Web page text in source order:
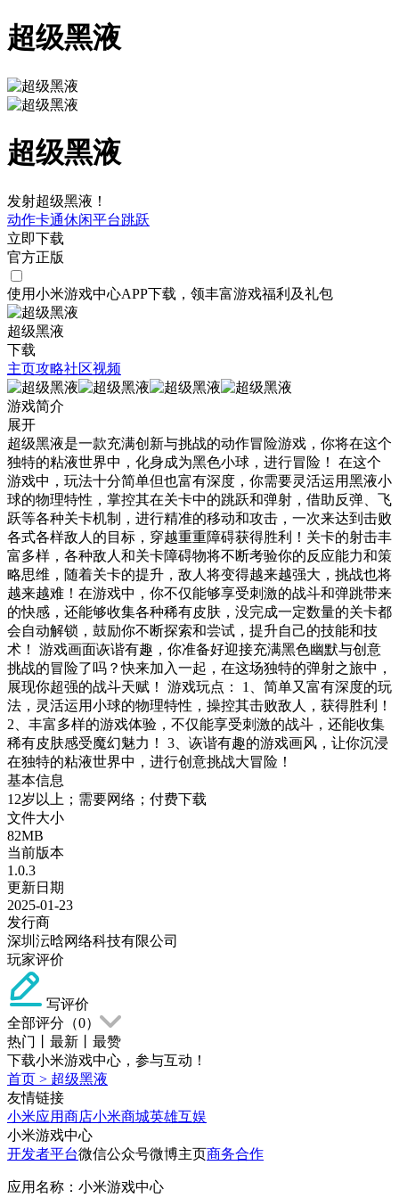
超级黑液
超级黑液
发射超级黑液！
动作卡通休闲平台跳跃
立即下载
官方正版
使用小米游戏中心APP下载 ，领丰富游戏福利 及礼包
超级黑液
下载
主页攻略社区视频
游戏简介
展开
超级黑液是一款充满创新与挑战的动作冒险游戏，你将在这个
独特的粘液世界中，化身成为黑色小球，进行冒险！ 在这个
游戏中，玩法十分简单但也富有深度，你需要灵活运用黑液小
球的物理特性，掌控其在关卡中的跳跃和弹射，借助反弹、飞
跃等各种关卡机制，进行精准的移动和攻击，一次来达到击败
各式各样敌人的目标，穿越重重障碍获得胜利！关卡的射击丰
富多样，各种敌人和关卡障碍物将不断考验你的反应能力和策
略思维，随着关卡的提升，敌人将变得越来越强大，挑战也将
越来越难！在游戏中，你不仅能够享受刺激的战斗和弹跳带来
的快感，还能够收集各种稀有皮肤，没完成一定数量的关卡都
会自动解锁，鼓励你不断探索和尝试，提升自己的技能和技
术！ 游戏画面诙谐有趣，你准备好迎接充满黑色幽默与创意
挑战的冒险了吗？快来加入一起，在这场独特的弹射之旅中，
展现你超强的战斗天赋！ 游戏玩点： 1、简单又富有深度的玩
法，灵活运用小球的物理特性，操控其击败敌人，获得胜利！
2、丰富多样的游戏体验，不仅能享受刺激的战斗，还能收集
稀有皮肤感受魔幻魅力！ 3、诙谐有趣的游戏画风，让你沉浸
在独特的粘液世界中，进行创意挑战大冒险！
基本信息
12岁以上；需要网络；付费下载
文件大小
82MB
当前版本
1.0.3
更新日期
2025-01-23
发行商
深圳沄晗网络科技有限公司
玩家评价
写评价
全部评分（0）
热门
最新
最赞
下载小米游戏中心，参与互动！
首页 > 超级黑液
友情链接
小米应用商店小米商城英雄互娱
小米游戏中心
开发者平台微信公众号微博主页商务合作
应用名称：小米游戏中心